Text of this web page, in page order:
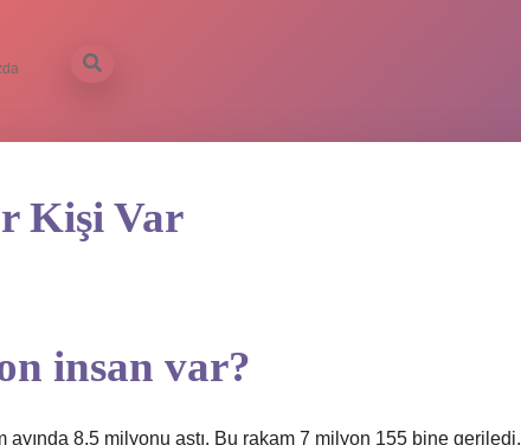
Kişi Var
insan var?
ayında 8,5 milyonu aştı. Bu rakam 7 milyon 155 bine geriledi.